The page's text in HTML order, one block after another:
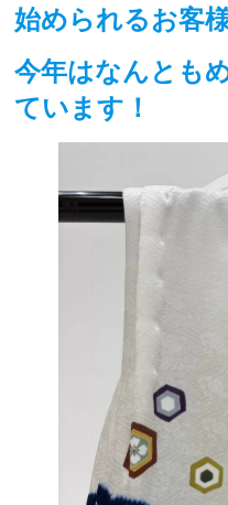
始められるお客
今年はなんとも
ています！